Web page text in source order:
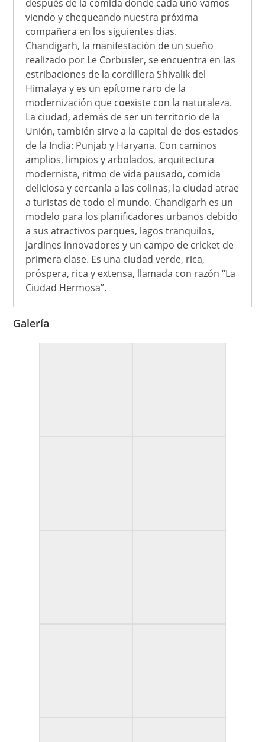
después de la comida donde cada uno vamos
viendo y chequeando nuestra próxima
compañera en los siguientes dias.
Chandigarh, la manifestación de un sueño
realizado por Le Corbusier, se encuentra en las
estribaciones de la cordillera Shivalik del
Himalaya y es un epítome raro de la
modernización que coexiste con la naturaleza.
La ciudad, además de ser un territorio de la
Unión, también sirve a la capital de dos estados
de la India: Punjab y Haryana. Con caminos
amplios, limpios y arbolados, arquitectura
modernista, ritmo de vida pausado, comida
deliciosa y cercanía a las colinas, la ciudad atrae
a turistas de todo el mundo. Chandigarh es un
modelo para los planificadores urbanos debido
a sus atractivos parques, lagos tranquilos,
jardines innovadores y un campo de cricket de
primera clase. Es una ciudad verde, rica,
próspera, rica y extensa, llamada con razón “La
Ciudad Hermosa”.
Galería